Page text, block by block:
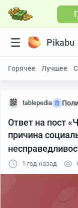
Pikabu
Горячее Лучшее
tablepedia
Ответ на пост
причина
1 год назад